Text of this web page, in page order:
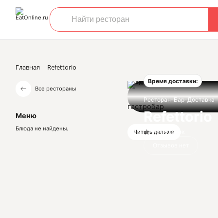
Главная Refettorio
Все рестораны
Меню
Блюда не найдены.
Время доставки:
Ресторан-Бар-Доставка
Refettorio
Нет оценок
гастробар
Читать дальше